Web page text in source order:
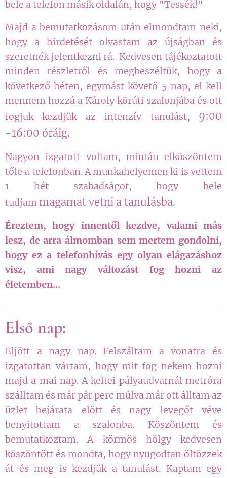
bele a telefon másik oldalán, hogy "Tessék!"
Majd a bemutatkozásom után elmondtam neki,
hogy a hirdetését olvastam az újságban és
szeretnék jelentkezni rá. Kedvesen tájékoztatott
minden részletről és megbeszéltük, hogy a
következő héten, egymást követő 5 nap, el kell
mennem hozzá a Károly körúti szalonjába és ott
fogjuk kezdjük az intenzív tanulást, 9:00
-16:00 óráig.
Nagyon izgatott voltam, miután elköszöntem
tőle a telefonban. A munkahelyemen ki is vettem
1 hét szabadságot, hogy bele
tudjammagamat vetni a tanulásba. 🤩
Éreztem, hogy innentől kezdve, valami más
lesz, de arra álmomban sem mertem gondolni,
hogy eza telefonhívás egy olyan elágazáshoz
visz, ami nagy változást fog hozni az
életemben...
Első nap:
Eljött a nagy nap. Felszáltam a vonatra és
izgatottan vártam, hogy mit fog nekem hozni
majd a mai nap. A keltei pályaudvarnál metróra
szálltam és már pár perc múlva már ott álltam az
üzlet bejárata elött és nagy levegőt véve
benyitottam a szalonba. Köszöntem és
bemutatkoztam. A körmös hölgy kedvesen
köszöntött és mondta, hogy nyugodtan öltözzek
át és meg is kezdjük a tanulást. Kaptam egy